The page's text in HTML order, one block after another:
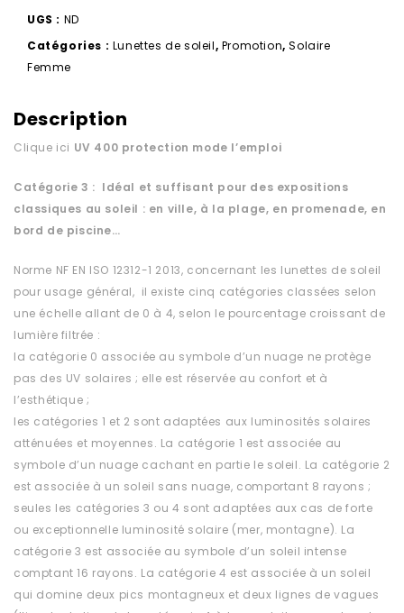
UGS : ND
Catégories : Lunettes de soleil, Promotion,Solaire
Femme
Description
Clique ici UV 400 protection mode l’emploi
Catégorie 3 : Idéal et suffisant pour des expositions
classiques au soleil : en ville, à la plage, en promenade, en
bord de piscine…
Norme NF EN ISO 12312-1 2013, concernant les lunettes de soleil
pour usage général, il existe cinq catégories classées selon
une échelle allant de 0 à 4, selon le pourcentage croissant de
lumière filtrée :
la catégorie 0 associée au symbole d’un nuage ne protège
pas des UV solaires ; elle est réservée au confort et à
l’esthétique ;
les catégories 1 et 2 sont adaptées aux luminosités solaires
atténuées et moyennes. La catégorie 1 est associée au
symbole d’un nuage cachant en partie le soleil. La catégorie 2
est associée à un soleil sans nuage, comportant 8 rayons ;
seules les catégories 3 ou 4 sont adaptées aux cas de forte
ou exceptionnelle luminosité solaire (mer, montagne). La
catégorie 3 est associée au symbole d’un soleil intense
comptant 16 rayons. La catégorie 4 est associée à un soleil
qui domine deux pics montagneux et deux lignes de vagues